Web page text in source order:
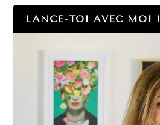
LANCE-TOI AVEC MOI !